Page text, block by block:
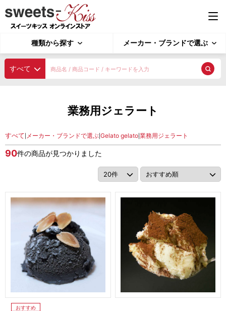
種類から探す
種類から探す
2L ジェラート
4L ソルベ
業務用アイスクリーム
アイスクリーム 2L
アイスクリーム 1L
シャーベット
ポーションアイス
シューアイス
皮つきフルーツシャーベット
ラウンド ハーフカット 1/8カット
メーカー・ブランドで選ぶ
用途で選ぶ
ピックアップ商品
アカウント・設定
会員登録内容変更
当サイトについて
すべて
業務用ジェラート
すべて メーカー・ブランドで選ぶ Gelato gelato 業務用ジェラート
90件の商品が見つかりました
おすすめ